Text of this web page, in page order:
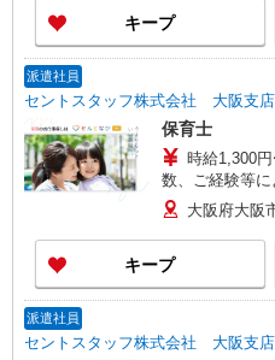
キープ
派遣社員
セントスタッフ株式会社 大阪支
保育士
時給1,300
数、ご経験等により考慮 ※給与
よる 大阪府大阪
キープ
派遣社員
セントスタッフ株式会社 大阪支